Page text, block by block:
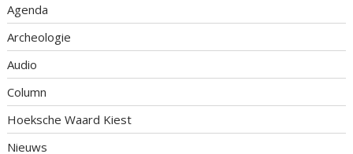
Agenda
Archeologie
Audio
Column
Hoeksche Waard Kiest
Nieuws